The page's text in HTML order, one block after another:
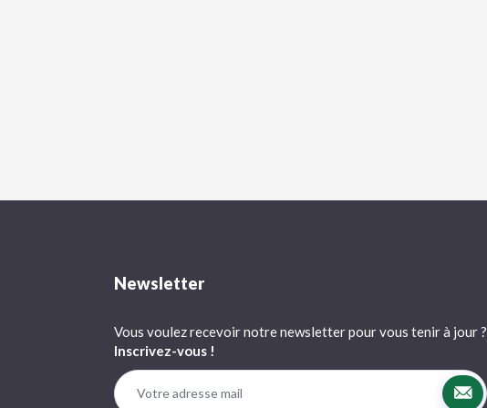
Newsletter
Vous voulez recevoir notre newsletter pour vous tenir à jour ?
Inscrivez-vous !